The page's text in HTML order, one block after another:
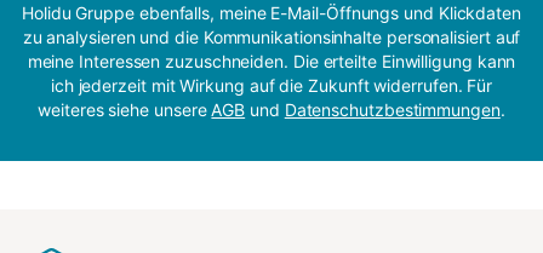
Holidu Gruppe ebenfalls, meine E-Mail-Öffnungs und Klickdaten
zu analysieren und die Kommunikationsinhalte personalisiert auf
meine Interessen zuzuschneiden. Die erteilte Einwilligung kann
ich jederzeit mit Wirkung auf die Zukunft widerrufen. Für
weiteres siehe unsereAGB und Datenschutzbestimmungen.